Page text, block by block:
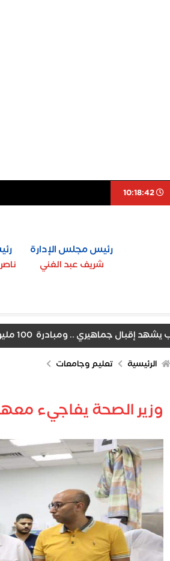
10:18:43
رئيس مجلس الإدارة
شريف عبد الغني
مليون صحة تواصل نشاطها بجوار المعرض
الرئيسية تعليم وجامعات
وزير الصحة يفاجيء